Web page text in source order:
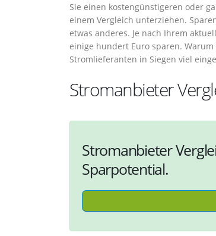
Sie einen kostengünstigeren oder
einem Vergleich unterziehen.
etwas anderes. Je nach Ihrem
einige hundert Euro sparen.
Stromlieferanten in Siegen viel
Stromanbieter
Stromanbieter
Sparpotential.